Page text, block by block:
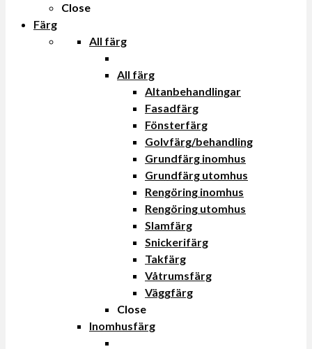
Close
Färg
All färg
All färg
Altanbehandlingar
Fasadfärg
Fönsterfärg
Golvfärg/behandling
Grundfärg inomhus
Grundfärg utomhus
Rengöring inomhus
Rengöring utomhus
Slamfärg
Snickerifärg
Takfärg
Våtrumsfärg
Väggfärg
Close
Inomhusfärg